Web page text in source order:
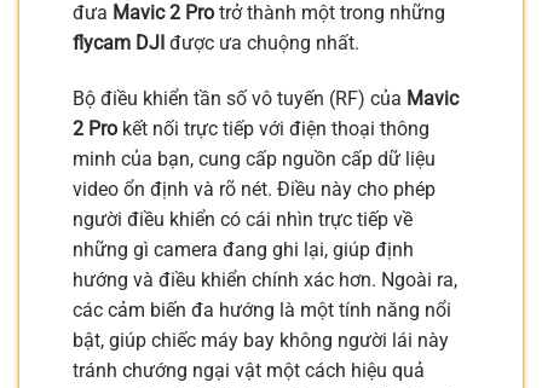
đưa Mavic 2 Pro trở thành một trong những
flycam DJI được ưa chuộng nhất.
Bộ điều khiển tần số vô tuyến (RF) của Mavic
2 Pro kết nối trực tiếp với điện thoại thông
minh của bạn, cung cấp nguồn cấp dữ liệu
video ổn định và rõ nét. Điều này cho phép
người điều khiển có cái nhìn trực tiếp về
những gì camera đang ghi lại, giúp định
hướng và điều khiển chính xác hơn. Ngoài ra,
các cảm biến đa hướng là một tính năng nổi
bật, giúp chiếc máy bay không người lái này
tránh chướng ngại vật một cách hiệu quả